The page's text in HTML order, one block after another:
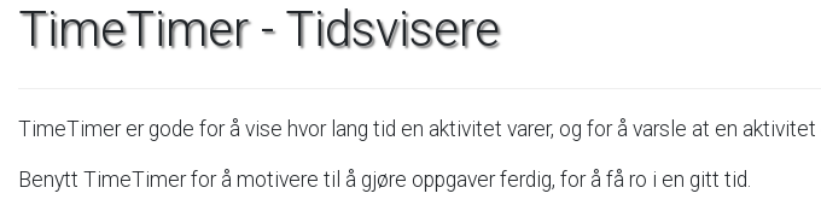
TimeTimer - Tidsvisere
TimeTimer er gode for å vise hvor lang tid en aktivitet varer, og for å varsle at en aktivitet
Benytt TimeTimer for å motivere til å gjøre oppgaver ferdig, for å få ro i en gitt tid.